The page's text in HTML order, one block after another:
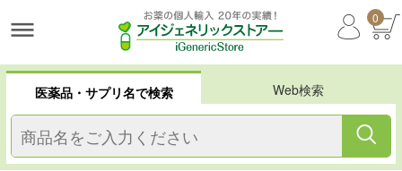
0
医薬品・サプリ名で検索 Web検索